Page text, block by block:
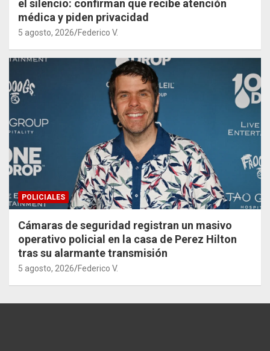
el silencio: confirman que recibe atención
médica y piden privacidad
5 agosto, 2026 Federico V.
POLICIALES
Cámaras de seguridad registran un masivo
operativo policial en la casa de Perez Hilton
tras su alarmante transmisión
5 agosto, 2026 Federico V.